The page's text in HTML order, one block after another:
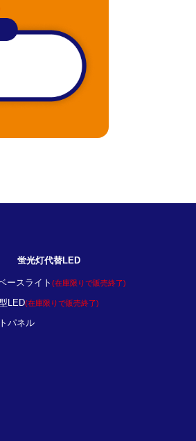
蛍光灯代替LED
ースライト (在庫限りで販売終了)
LED(在庫限りで販売終了)
パネル